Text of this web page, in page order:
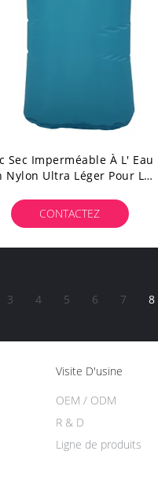
Sec Imperméable À L' Eau
Nylon Ultra Léger Pour La
CONTACTEZ
3 4 5 6 7 8
Visite D'usine
Ligne de produits
OEM / ODM
R & D